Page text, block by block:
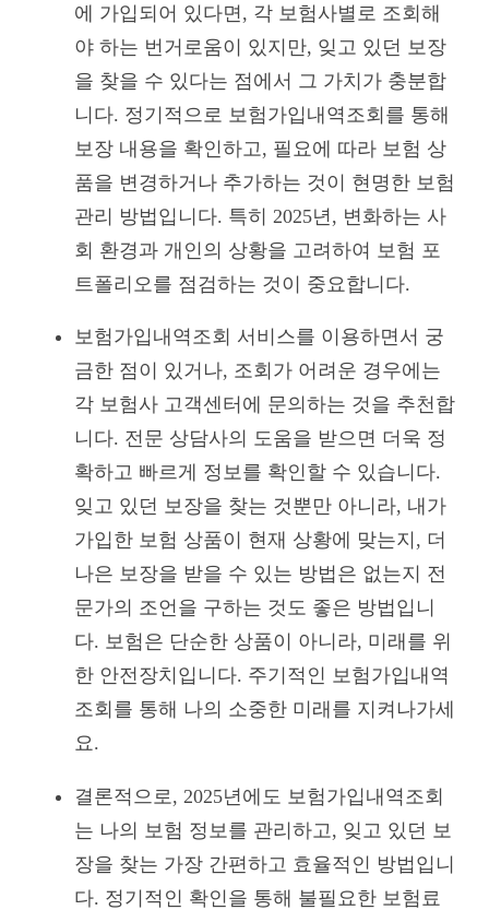
에 가입되어 있다면, 각 보험사별로 조회해
야 하는 번거로움이 있지만, 잊고 있던 보장
을 찾을 수 있다는 점에서 그 가치가 충분합
니다. 정기적으로 보험가입내역조회를 통해
보장 내용을 확인하고, 필요에 따라 보험 상
품을 변경하거나 추가하는 것이 현명한 보험
관리 방법입니다. 특히 2025년, 변화하는 사
회 환경과 개인의 상황을 고려하여 보험 포
트폴리오를 점검하는 것이 중요합니다.
보험가입내역조회 서비스를 이용하면서 궁
금한 점이 있거나, 조회가 어려운 경우에는
각 보험사 고객센터에 문의하는 것을 추천합
니다. 전문 상담사의 도움을 받으면 더욱 정
확하고 빠르게 정보를 확인할 수 있습니다.
잊고 있던 보장을 찾는 것뿐만 아니라, 내가
가입한 보험 상품이 현재 상황에 맞는지, 더
나은 보장을 받을 수 있는 방법은 없는지 전
문가의 조언을 구하는 것도 좋은 방법입니
다. 보험은 단순한 상품이 아니라, 미래를 위
한 안전장치입니다. 주기적인 보험가입내역
조회를 통해 나의 소중한 미래를 지켜나가세
요.
결론적으로, 2025년에도 보험가입내역조회
는 나의 보험 정보를 관리하고, 잊고 있던 보
장을 찾는 가장 간편하고 효율적인 방법입니
다. 정기적인 확인을 통해 불필요한 보험료